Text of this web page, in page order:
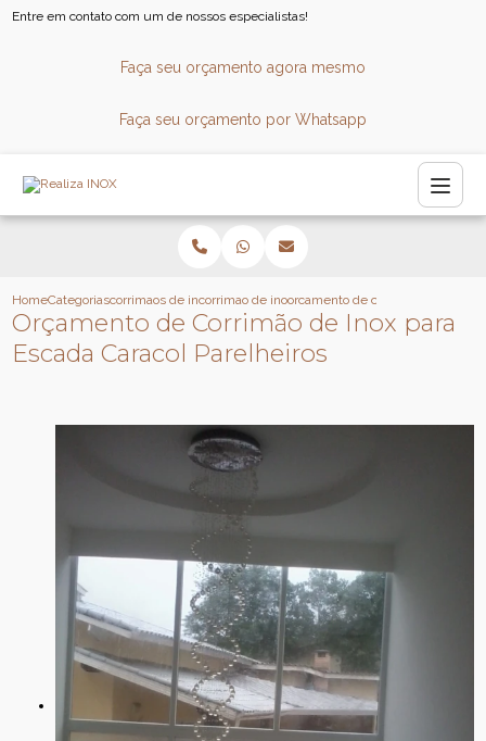
Entre em contato com um de nossos especialistas!
Faça seu orçamento agora mesmo
Faça seu orçamento por Whatsapp
HomeCategoriascorrimaos de inoxcorrimao de inox para escadaorcamento de corrimao de inox
Orçamento de Corrimão de Inox para
Escada Caracol Parelheiros